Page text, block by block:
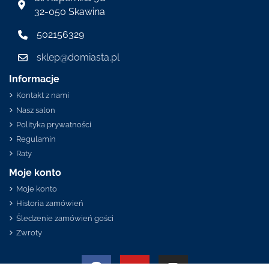
32-050 Skawina
502156329
sklep@domiasta.pl
Informacje
Kontakt z nami
Nasz salon
Polityka prywatności
Regulamin
Raty
Moje konto
Moje konto
Historia zamówień
Śledzenie zamówień gości
Zwroty